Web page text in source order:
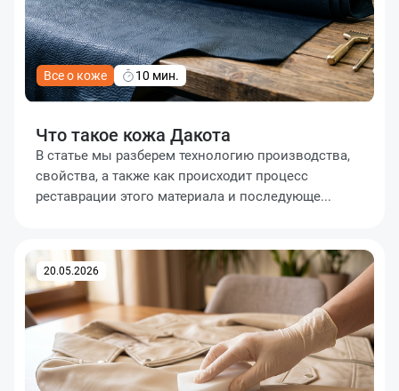
Все о коже 10 мин.
Что такое кожа Дакота
В статье мы разберем технологию производства,
свойства, а также как происходит процесс
реставрации этого материала и последующе...
20.05.2026
Заказать звонок
Ваше имя
Данные формы отправлены
Купить в 1 клик
Оставьте заявку, и наш менеджер свяжется с вами в
ближайшее время
Данные формы отправлены
Оставить заявку
Ваше имя
Телефон
Данные формы отправлены
Оставить заявку
Ваше имя
Данные формы отправлены